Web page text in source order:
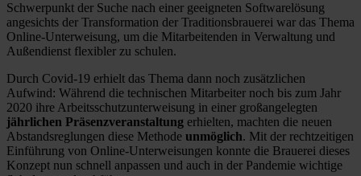
Schwerpunkt der Suche nach einer geeigneten Softwarelösung
angesichts der Transformation der Traditionsbrauerei war das Thema
Online-Unterweisung, um die Mitarbeitenden in Verwaltung und
Außendienst flexibler zu schulen.
Durch Covid-19 erhielt das Thema dann noch zusätzlichen
Aufwind: Während die technischen Mitarbeiter noch bis zum Jahr
2020 ihre Arbeitsschutzunterweisung in einer großangelegten
jährlichen Präsenzveranstaltung erhielten, machten die neuen
Abstandsreglungen diese Methode unmöglich. Mit der rechtzeitigen
Einführung von Online-Unterweisungen konnte die Brauerei dieses
Konzept nun schnell anpassen und auch in der Pandemie wichtige